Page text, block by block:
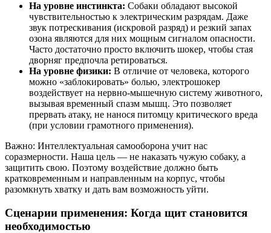
На уровне инстинкта: Собаки обладают высокой
чувствительностью к электрическим разрядам. Даже
звук потрескивания (искровой разряд) и резкий запах
озона являются для них мощным сигналом опасности.
Часто достаточно просто включить шокер, чтобы стая
дворняг предпочла ретироваться.
На уровне физики: В отличие от человека, которого
можно «заблокировать» болью, электрошокер
воздействует на нервно-мышечную систему животного,
вызывая временный спазм мышц. Это позволяет
прервать атаку, не нанося питомцу критического вреда
(при условии грамотного применения).
Важно: Интеллектуальная самооборона учит нас
соразмерности. Наша цель — не наказать чужую собаку, а
защитить свою. Поэтому воздействие должно быть
кратковременным и направленным на корпус, чтобы
разомкнуть хватку и дать вам возможность уйти.
Сценарии применения: Когда щит становится
необходимостью